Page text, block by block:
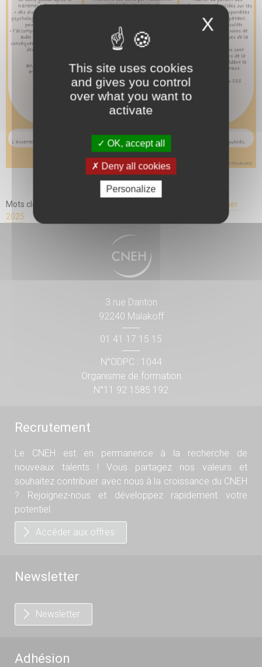
Mots clés associés :
loi du 5 février
2025
3 rue Danton
92240 Malakoff
01 41 17 15 15
N°ODPC : 1044
Organisme de formation
N°11 92 1585 192
Recrutement
Le CNEH est en permanence à la recherche de
nouveaux talents ! Vous partagez nos valeurs et
souhaitez contribuer avec nous à la croissance du CNEH
? Rejoignez-nous et développez rapidement votre
potentiel.
Accéder aux offres
Newsletter
Newsletter
Adhésion
X
This site uses cookies
and gives you control
over what you want to
activate
OK, accept all
Deny all cookies
Personalize